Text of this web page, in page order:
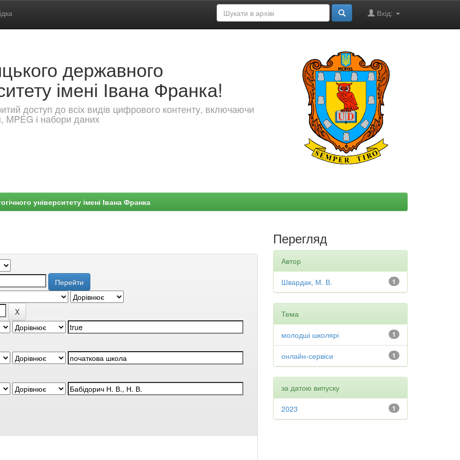
Вхід:
державного
імені Івана Франка!
доступ до всіх видів цифрового контенту, включаючи
MPEG і набори даних
університету імені Івана Франка
Перегляд
Автор
1
Швардак, М. В.
Тема
1
молодші школярі
1
онлайн-сервіси
за датою випуску
1
2023